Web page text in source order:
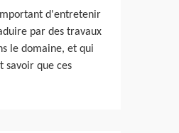
d'entretenir
par des travaux
le domaine, et qui
savoir que ces